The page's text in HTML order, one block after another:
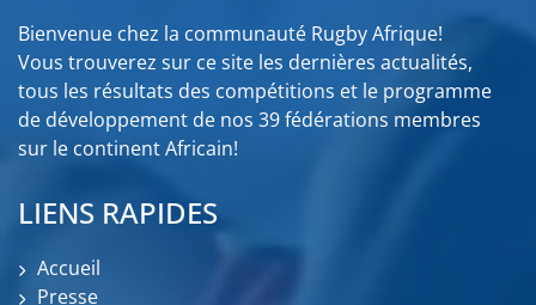
Bienvenue chez la communauté Rugby Afrique!
Vous trouverez sur ce site les dernières actualités,
tous les résultats des compétitions et le programme
de développement de nos 39 fédérations membres
sur le continent Africain!
LIENS RAPIDES
Accueil
Presse